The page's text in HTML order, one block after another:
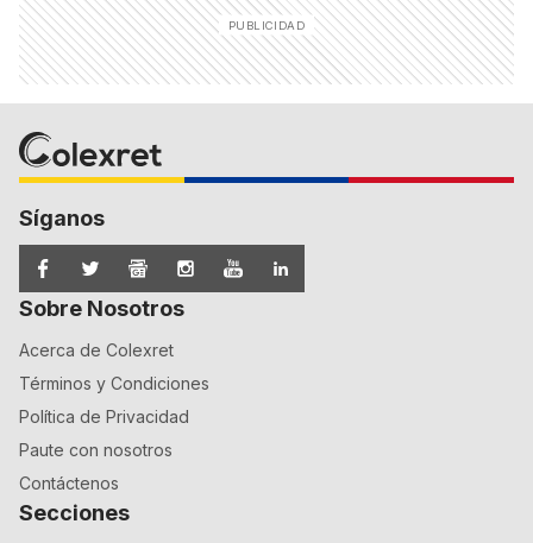
Síganos
Sobre Nosotros
Acerca de Colexret
Términos y Condiciones
Política de Privacidad
Paute con nosotros
Contáctenos
Secciones